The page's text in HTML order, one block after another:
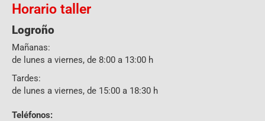
Horario taller
Logroño
Mañanas:
de lunes a viernes, de 8:00 a 13:00 h
Tardes:
de lunes a viernes, de 15:00 a 18:30 h
Teléfonos: